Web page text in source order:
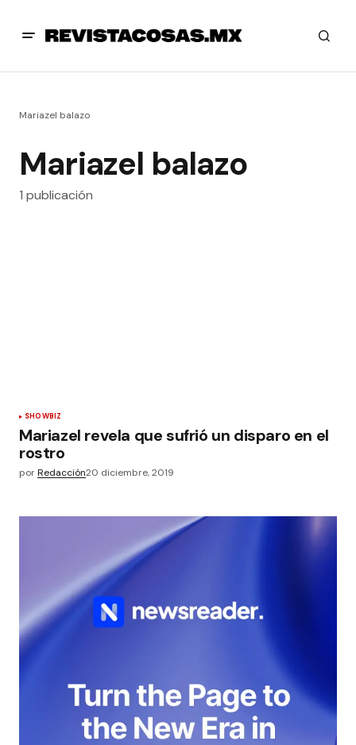
Mariazel balazo
Mariazel balazo
1 publicación
SHOWBIZ
Mariazel revela que sufrió un disparo en el
rostro
porRedacción20 diciembre, 2019